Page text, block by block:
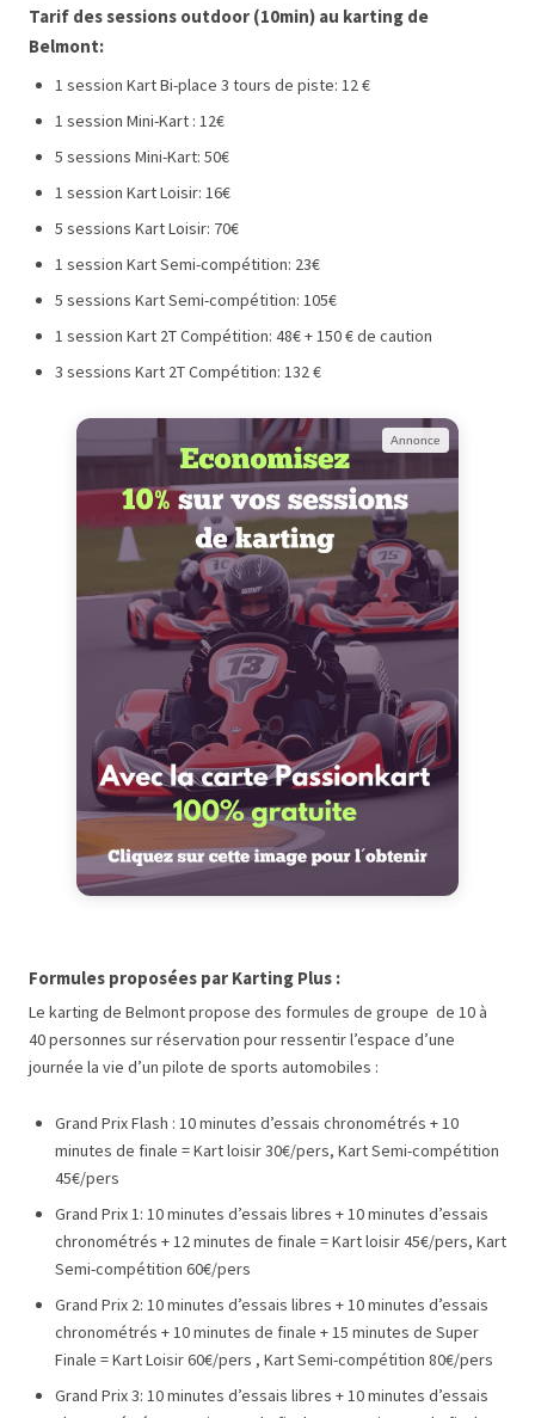
Tarif des sessions outdoor (10min) au karting de
Belmont:
1 session Kart Bi-place 3 tours de piste: 12 €
1 session Mini-Kart : 12€
5 sessions Mini-Kart: 50€
1 session Kart Loisir: 16€
5 sessions Kart Loisir: 70€
1 session Kart Semi-compétition: 23€
5 sessions Kart Semi-compétition: 105€
1 session Kart 2T Compétition: 48€ + 150 € de caution
3 sessions Kart 2T Compétition: 132 €
Annonce
Formules proposées par Karting Plus :
Le karting de Belmont propose des formules de groupe de 10 à
40 personnes sur réservation pour ressentir l’espace d’une
journée la vie d’un pilote de sports automobiles :
Grand Prix Flash : 10 minutes d’essais chronométrés + 10
minutes de finale = Kart loisir 30€/pers, Kart Semi-compétition
45€/pers
Grand Prix 1: 10 minutes d’essais libres + 10 minutes d’essais
chronométrés + 12 minutes de finale = Kart loisir 45€/pers, Kart
Semi-compétition 60€/pers
Grand Prix 2: 10 minutes d’essais libres + 10 minutes d’essais
chronométrés + 10 minutes de finale + 15 minutes de Super
Finale = Kart Loisir 60€/pers , Kart Semi-compétition 80€/pers
Grand Prix 3: 10 minutes d’essais libres + 10 minutes d’essais